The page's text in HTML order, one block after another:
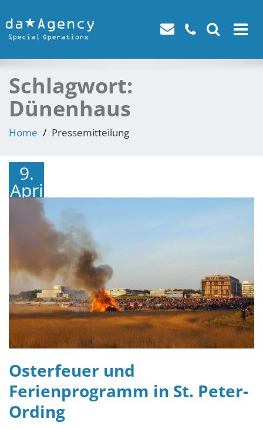
Toggle
Schlagwort:
Dünenhaus
Home Pressemitteilung
9.
April
2019
Osterfeuer und
Ferienprogramm in St. Peter-
Ording